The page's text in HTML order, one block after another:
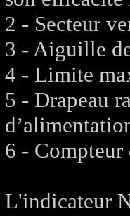
2 - Secteur
3 - Aiguille
4 - Limite
5 - Drapeau
6 -
L'indicateur